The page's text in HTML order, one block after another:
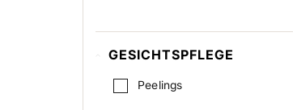
GESICHTSPFLEGE
Peelings